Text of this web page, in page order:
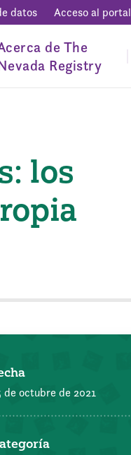
datos Acceso al portal
de The
Registry
los
de octubre de 2021